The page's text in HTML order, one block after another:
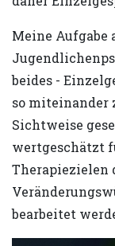
Meine Aufgabe
beides -
so miteinander
Sichtweise
wertgeschätzt
Therapiezielen
bearbeitet